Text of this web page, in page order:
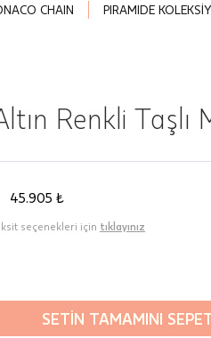
CHAIN PIRAMIDE
Renkli Taşlı
45.905 ₺
seçenekleri için tıklayınız
SETİN TAMAMINI